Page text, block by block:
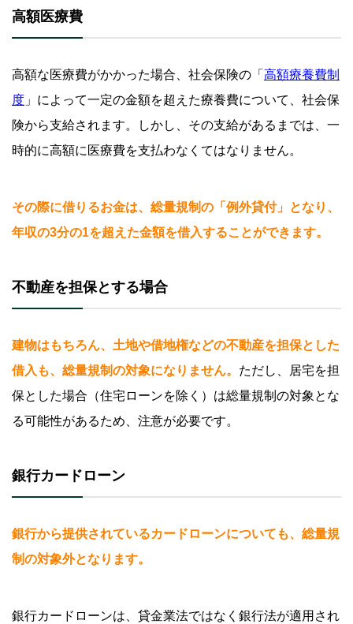
高額医療費
高額な医療費がかかった場合、社会保険の「 高額療養費制
度 」によって一定の金額を超えた療養費について、社会保
険から支給されます。しかし、その支給があるまでは、一
時的に高額に医療費を支払わなくてはなりません。
その際に借りるお金は、総量規制の「例外貸付」となり、
年収の3分の1を超えた金額を借入することができます。
不動産を担保とする場合
建物はもちろん、土地や借地権などの不動産を担保とした
借入も、総量規制の対象になりません。 ただし、居宅を担
保とした場合（住宅ローンを除く）は総量規制の対象とな
る可能性があるため、注意が必要です。
銀行カードローン
銀行から提供されているカードローンについても、総量規
制の対象外となります。
銀行カードローンは、貸金業法ではなく銀行法が適用され